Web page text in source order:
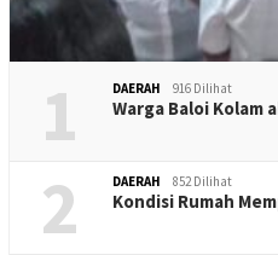
1 DAERAH 916 Dilihat
Warga Baloi Kolam
2 DAERAH 852 Dilihat
Kondisi Rumah